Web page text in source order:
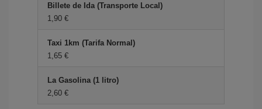
Billete de Ida (Transporte Local)
1,90 €
Taxi 1km (Tarifa Normal)
1,65 €
La Gasolina (1 litro)
2,60 €